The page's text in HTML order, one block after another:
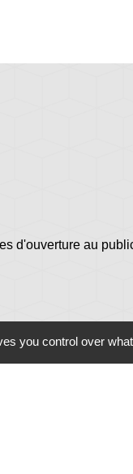
d'ouverture au
you control over